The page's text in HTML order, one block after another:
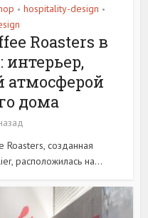
• hospitality-design •
Roasters в
дома
созданная
расположилась на...